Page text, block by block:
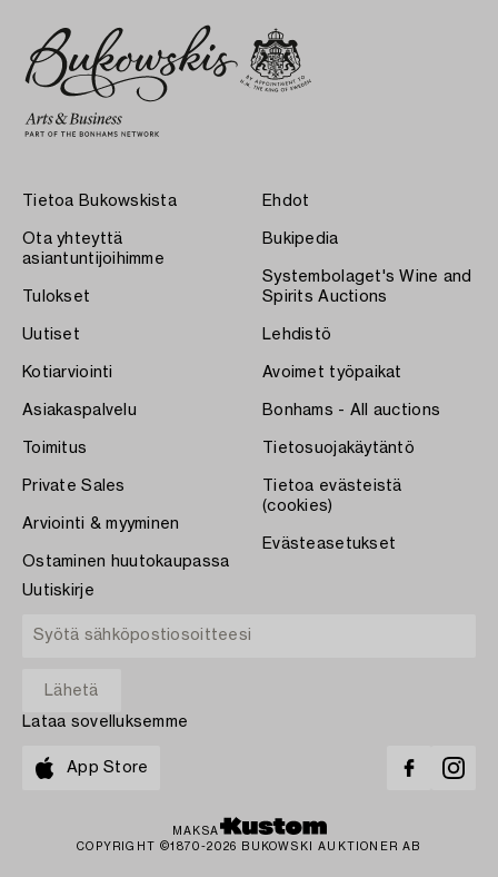
Tietoa Bukowskista
Ota yhteyttä
asiantuntijoihimme
Tulokset
Uutiset
Kotiarviointi
Asiakaspalvelu
Toimitus
Private Sales
Arviointi & myyminen
Ostaminen huutokaupassa
Ehdot
Bukipedia
Systembolaget's Wine and
Spirits Auctions
Lehdistö
Avoimet työpaikat
Bonhams - All auctions
Tietosuojakäytäntö
Tietoa evästeistä
(cookies)
Evästeasetukset
Uutiskirje
Lataa sovelluksemme
App Store
MAKSA
COPYRIGHT ©1870-2026 BUKOWSKI AUKTIONER AB